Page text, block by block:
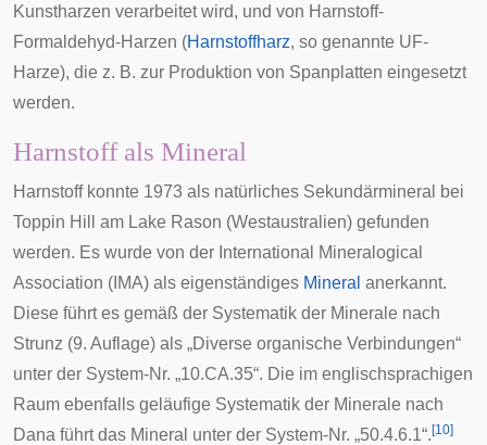
Kunstharzen verarbeitet wird, und von Harnstoff-
Formaldehyd-Harzen (Harnstoffharz, so genannte UF-
Harze), die z. B. zur Produktion von Spanplatten eingesetzt
werden.
Harnstoff als Mineral
Harnstoff konnte 1973 als natürliches Sekundärmineral bei
Toppin Hill
am Lake Rason (Westaustralien) gefunden
werden. Es wurde von der International Mineralogical
Association (IMA) als eigenständiges Mineral anerkannt.
Diese führt es gemäß der Systematik der Minerale nach
Strunz (9. Auflage) als „Diverse organische Verbindungen“
unter der System-Nr. „10.CA.35“. Die im englischsprachigen
Raum ebenfalls geläufige Systematik der Minerale nach
Dana führt das Mineral unter der System-Nr. „50.4.6.1“.[10]